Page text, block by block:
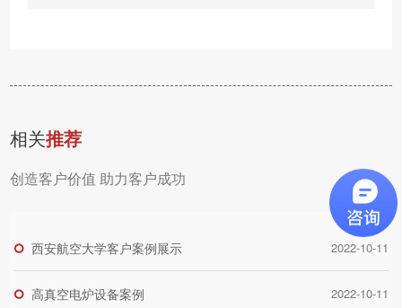
相关推荐
创造客户价值 助力客户成功
西安航空大学客户案例展示 2022-10-11
高真空电炉设备案例 2022-10-11